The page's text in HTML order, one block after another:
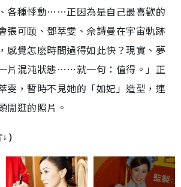
各種悸動……正因為是自己最喜歡的
張可颐、鄧萃雯、佘詩曼在宇宙軌跡
感覺怎麽時間過得如此快？現實、夢
片混沌狀態……就一句：值得。」正
雯，暫時不見她的「如妃」造型，連
閒逛的照片。
）